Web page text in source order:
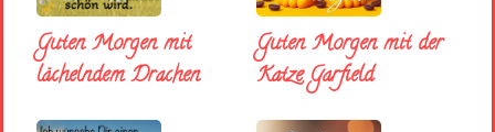
Guten Morgen mit
lächelndem Drachen
Guten Morgen mit der
Katze Garfield